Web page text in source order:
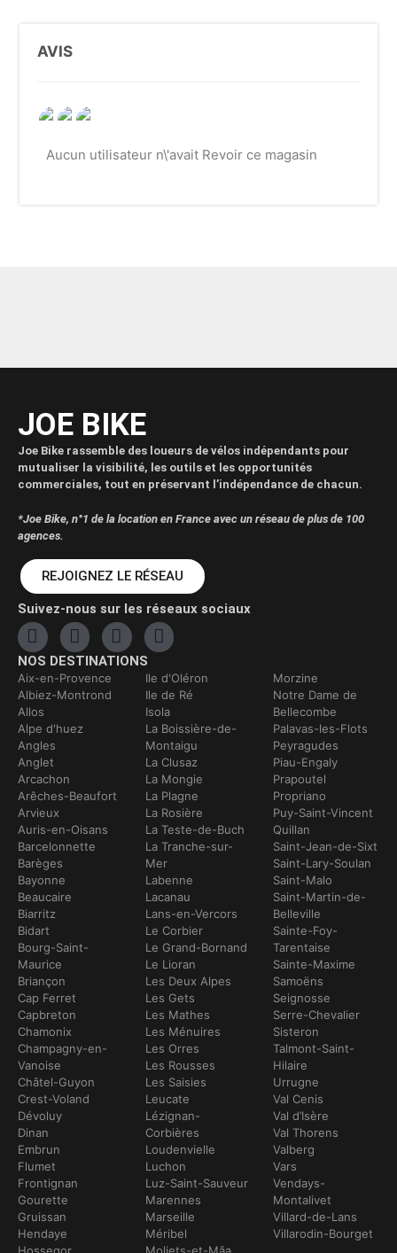
AVIS
Aucun utilisateur n\'avait Revoir ce magasin
JOE BIKE
Joe Bike rassemble des loueurs de vélos indépendants pour
mutualiser la visibilité, les outils et les opportunités
commerciales, tout en préservant l’indépendance de chacun.
*Joe Bike, n°1 de la location en France avec un réseau de plus de 100
agences.
REJOIGNEZ LE RÉSEAU
Suivez-nous sur les réseaux sociaux
NOS DESTINATIONS
Aix-en-Provence
Albiez-Montrond
Allos
Alpe d'huez
Angles
Anglet
Arcachon
Arêches-Beaufort
Arvieux
Auris-en-Oisans
Barcelonnette
Barèges
Bayonne
Beaucaire
Biarritz
Bidart
Bourg-Saint-
Maurice
Briançon
Cap Ferret
Capbreton
Chamonix
Champagny-en-
Vanoise
Châtel-Guyon
Crest-Voland
Dévoluy
Dinan
Embrun
Flumet
Frontignan
Gourette
Gruissan
Hendaye
Hossegor
Ile d'Oléron
Ile de Ré
Isola
La Boissière-de-
Montaigu
La Clusaz
La Mongie
La Plagne
La Rosière
La Teste-de-Buch
La Tranche-sur-
Mer
Labenne
Lacanau
Lans-en-Vercors
Le Corbier
Le Grand-Bornand
Le Lioran
Les Deux Alpes
Les Gets
Les Mathes
Les Ménuires
Les Orres
Les Rousses
Les Saisies
Leucate
Lézignan-
Corbières
Loudenvielle
Luchon
Luz-Saint-Sauveur
Marennes
Marseille
Méribel
Moliets-et-Mâa
Morzine
Notre Dame de
Bellecombe
Palavas-les-Flots
Peyragudes
Piau-Engaly
Prapoutel
Propriano
Puy-Saint-Vincent
Quillan
Saint-Jean-de-Sixt
Saint-Lary-Soulan
Saint-Malo
Saint-Martin-de-
Belleville
Sainte-Foy-
Tarentaise
Sainte-Maxime
Samoëns
Seignosse
Serre-Chevalier
Sisteron
Talmont-Saint-
Hilaire
Urrugne
Val Cenis
Val d’Isère
Val Thorens
Valberg
Vars
Vendays-
Montalivet
Villard-de-Lans
Villarodin-Bourget